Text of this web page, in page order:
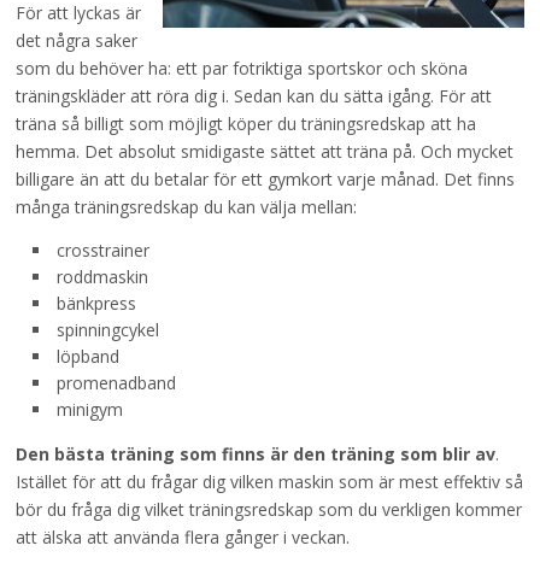
För att lyckas är
det några saker
som du behöver ha: ett par fotriktiga sportskor och sköna
träningskläder att röra dig i. Sedan kan du sätta igång. För att
träna så billigt som möjligt köper du träningsredskap att ha
hemma. Det absolut smidigaste sättet att träna på. Och mycket
billigare än att du betalar för ett gymkort varje månad. Det finns
många träningsredskap du kan välja mellan:
crosstrainer
roddmaskin
bänkpress
spinningcykel
löpband
promenadband
minigym
Den bästa träning som finns är den träning som blir av.
Istället för att du frågar dig vilken maskin som är mest effektiv så
bör du fråga dig vilket träningsredskap som du verkligen kommer
att älska att använda flera gånger i veckan.